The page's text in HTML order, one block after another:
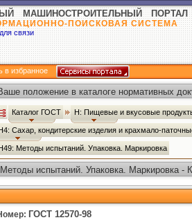
МАШИНОСТРОИТЕЛЬНЫЙ ПОРТАЛ
ПОИСКОВАЯ СИСТЕМА
связи
в избранное
положение в каталоге нормативных
Каталог ГОСТ Н: Пищевые и вкусовые
Сахар, кондитерские изделия и крахмало-
Методы испытаний. Упаковка. Маркировка
Методы испытаний. Упаковка. Маркировка -
ГОСТ 12570-98